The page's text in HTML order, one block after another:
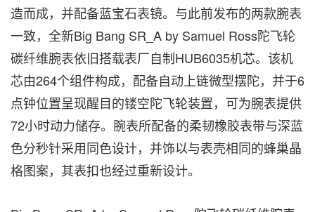
造而成，并配备蓝宝石表镜。与此前发布的两款腕表
一致，全新Big Bang SR_A by Samuel Ross陀飞轮
碳纤维腕表依旧搭载表厂自制HUB6035机芯。该机
芯由264个组件构成，配备自动上链微型摆陀，并于6
点钟位置呈现醒目的镂空陀飞轮装置，可为腕表提供
72小时动力储存。腕表所配备的柔韧橡胶表带与深蓝
色分秒针采用同色设计，并饰以与表壳相同的蜂巢晶
格图案，其表扣也经过重新设计。